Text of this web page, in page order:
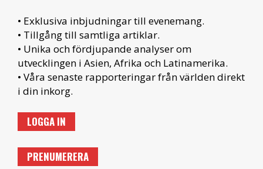
• Exklusiva inbjudningar till evenemang.
• Tillgång till samtliga artiklar.
• Unika och fördjupande analyser om
utvecklingen i Asien, Afrika och Latinamerika.
• Våra senaste rapporteringar från världen direkt
i din inkorg.
LOGGA IN
PRENUMERERA